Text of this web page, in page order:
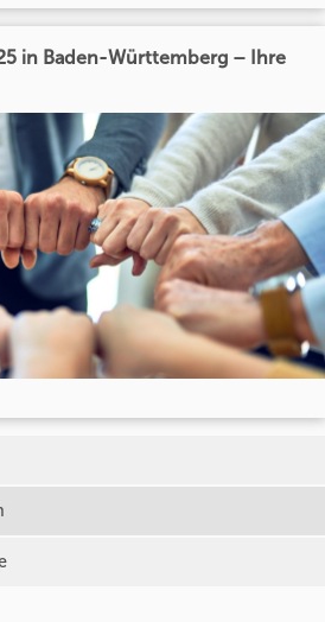
in Baden-Württemberg – Ihre